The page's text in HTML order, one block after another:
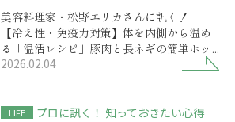
美容料理家・松野エリカさんに訊く！
【冷え性・免疫力対策】体を内側から温め
る「温活レシピ」豚肉と長ネギの簡単ホッ
トサラダ
2026.02.04
LIFE
プロに訊く！ 知っておきたい心得